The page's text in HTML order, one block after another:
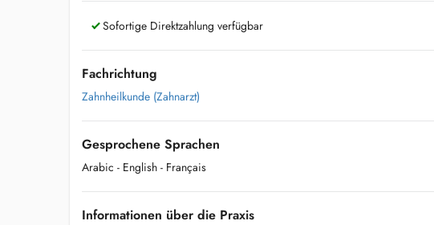
Sofortige Direktzahlung verfügbar
Fachrichtung
Zahnheilkunde (Zahnarzt)
Gesprochene Sprachen
Arabic - English - Français
Informationen über die Praxis